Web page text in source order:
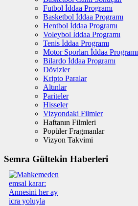
Futbol İddaa Programı
Basketbol İddaa Programı
Hentbol İddaa Programı
Voleybol İddaa Programı
Tenis İddaa Programı
Motor Sporları İddaa Programı
Bilardo İddaa Programı
Dövizler
Kripto Paralar
Altınlar
Pariteler
Hisseler
Vizyondaki Filmler
Haftanın Filmleri
Popüler Fragmanlar
Vizyon Takvimi
Semra Gültekin Haberleri